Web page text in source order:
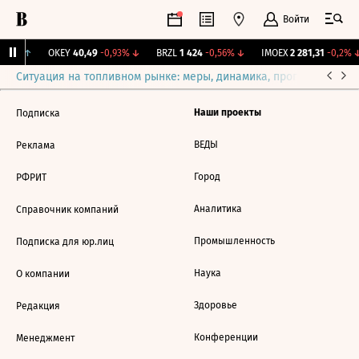
Войти
↑ OKEY 40,49 -0,93%↓ BRZL 1 424 -0,56%↓ IMOEX 2 281,31 -0,2%↓
Ситуация на топливном рынке: меры, динамика, прогнозы
Подписка
Реклама
РФРИТ
Справочник компаний
Подписка для юр.лиц
О компании
Редакция
Менеджмент
Наши проекты
ВЕДЫ
Город
Аналитика
Промышленность
Наука
Здоровье
Конференции